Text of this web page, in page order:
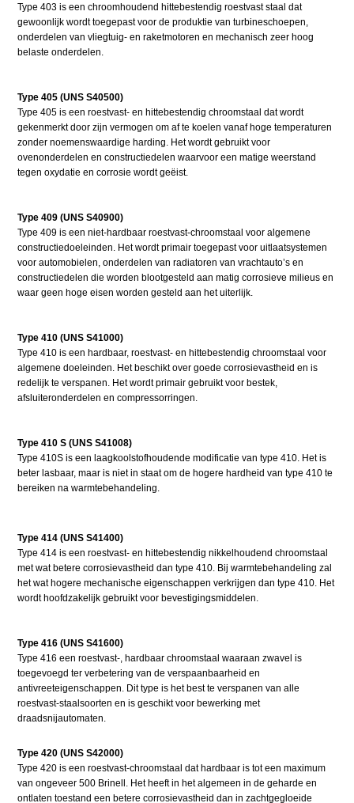
Type 403 is een chroomhoudend hittebestendig roestvast staal dat
gewoonlijk wordt toegepast voor de produktie van turbineschoepen,
onderdelen van vliegtuig- en raketmotoren en mechanisch zeer hoog
belaste onderdelen.
Type 405 (UNS S40500)
Type 405 is een roestvast- en hittebestendig chroomstaal dat wordt
gekenmerkt door zijn vermogen om af te koelen vanaf hoge temperaturen
zonder noemenswaardige harding. Het wordt gebruikt voor
ovenonderdelen en constructiedelen waarvoor een matige weerstand
tegen oxydatie en corrosie wordt geëist.
Type 409 (UNS S40900)
Type 409 is een niet-hardbaar roestvast-chroomstaal voor algemene
constructiedoeleinden. Het wordt primair toegepast voor uitlaatsystemen
voor automobielen, onderdelen van radiatoren van vrachtauto’s en
constructiedelen die worden blootgesteld aan matig corrosieve milieus en
waar geen hoge eisen worden gesteld aan het uiterlijk.
Type 410 (UNS S41000)
Type 410 is een hardbaar, roestvast- en hittebestendig chroomstaal voor
algemene doeleinden. Het beschikt over goede corrosievastheid en is
redelijk te verspanen. Het wordt primair gebruikt voor bestek,
afsluiteronderdelen en compressorringen.
Type 410 S (UNS S41008)
Type 410S is een laagkoolstofhoudende modificatie van type 410. Het is
beter lasbaar, maar is niet in staat om de hogere hardheid van type 410 te
bereiken na warmtebehandeling.
Type 414 (UNS S41400)
Type 414 is een roestvast- en hittebestendig nikkelhoudend chroomstaal
met wat betere corrosievastheid dan type 410. Bij warmtebehandeling zal
het wat hogere mechanische eigenschappen verkrijgen dan type 410. Het
wordt hoofdzakelijk gebruikt voor bevestigingsmiddelen.
Type 416 (UNS S41600)
Type 416 een roestvast-, hardbaar chroomstaal waaraan zwavel is
toegevoegd ter verbetering van de verspaanbaarheid en
antivreeteigenschappen. Dit type is het best te verspanen van alle
roestvast-staalsoorten en is geschikt voor bewerking met
draadsnijautomaten.
Type 420 (UNS S42000)
Type 420 is een roestvast-chroomstaal dat hardbaar is tot een maximum
van ongeveer 500 Brinell. Het heeft in het algemeen in de geharde en
ontlaten toestand een betere corrosievastheid dan in zachtgegloeide